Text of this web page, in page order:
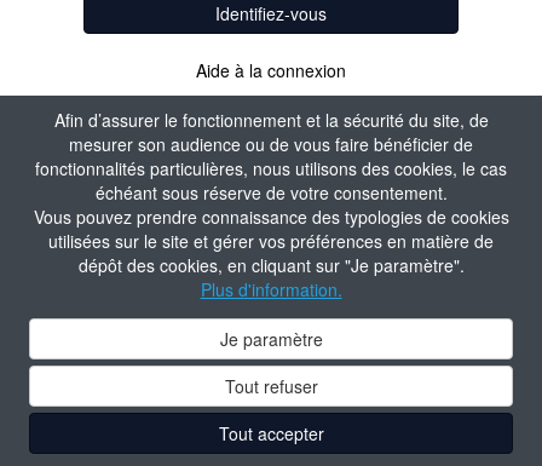
Afin d’assurer le fonctionnement et la sécurité du site, de
mesurer son audience ou de vous faire bénéficier de
fonctionnalités particulières, nous utilisons des cookies, le cas
échéant sous réserve de votre consentement.
Vous pouvez prendre connaissance des typologies de cookies
utilisées sur le site et gérer vos préférences en matière de
dépôt des cookies, en cliquant sur "Je paramètre".
Plus d'information.
Je paramètre
Tout refuser
Tout accepter
Identifiez-vous
Aide à la connexion